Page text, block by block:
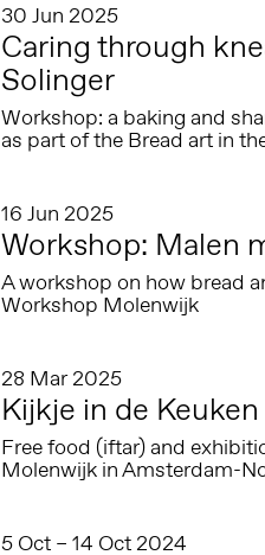
30 Jun 2025
Caring through
Solinger
Workshop: a baking and
as part of the Bread art in
16 Jun 2025
Workshop: Malen
A workshop on how bread
Workshop Molenwijk
28 Mar 2025
Kijkje in de
Free food (iftar) and
Molenwijk in Amsterdam-
5 Oct – 14 Oct 2024